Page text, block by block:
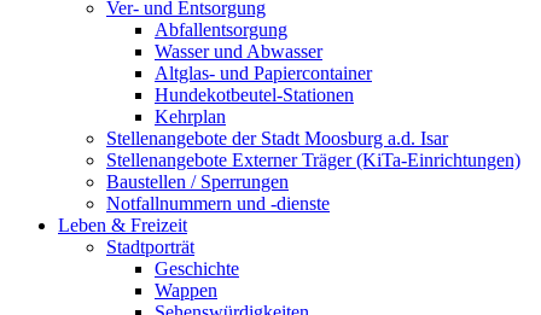
Ver- und Entsorgung
Abfallentsorgung
Wasser und Abwasser
Altglas- und Papiercontainer
Hundekotbeutel-Stationen
Kehrplan
Stellenangebote der Stadt Moosburg a.d. Isar
Stellenangebote Externer Träger (KiTa-Einrichtungen)
Baustellen / Sperrungen
Notfallnummern und -dienste
Leben & Freizeit
Stadtporträt
Geschichte
Wappen